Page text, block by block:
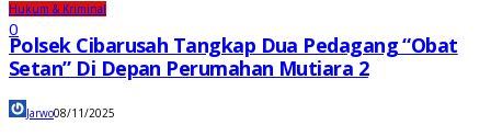
Hukum & Kriminal
0
Polsek Cibarusah Tangkap Dua Pedagang “Obat
Setan” Di Depan Perumahan Mutiara 2
Jarwo08/11/2025